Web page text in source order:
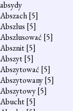
absydy
Abszach[5]
Abszlus [5]
Abszlusować [5]
Absznit[5]
Abszyt[5]
Abszytować [5]
Abszytowany[5]
Abszytowy[5]
Abucht[5]